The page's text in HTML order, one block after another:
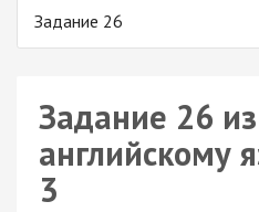
Задание 26
Задание 26
английскому
3